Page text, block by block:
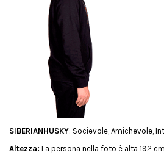
SIBERIANHUSKY: Socievole, Amichevole,
Altezza: La persona nella foto è alta 192